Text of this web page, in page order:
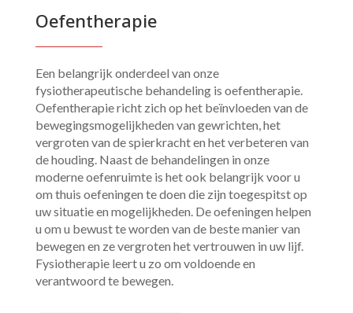
Oefentherapie
Een belangrijk onderdeel van onze
fysiotherapeutische behandeling is oefentherapie.
Oefentherapie richt zich op het beïnvloeden van de
bewegingsmogelijkheden van gewrichten, het
vergroten van de spierkracht en het verbeteren van
de houding. Naast de behandelingen in onze
moderne oefenruimte is het ook belangrijk voor u
om thuis oefeningen te doen die zijn toegespitst op
uw situatie en mogelijkheden. De oefeningen helpen
u om u bewust te worden van de beste manier van
bewegen en ze vergroten het vertrouwen in uw lijf.
Fysiotherapie leert u zo om voldoende en
verantwoord te bewegen.